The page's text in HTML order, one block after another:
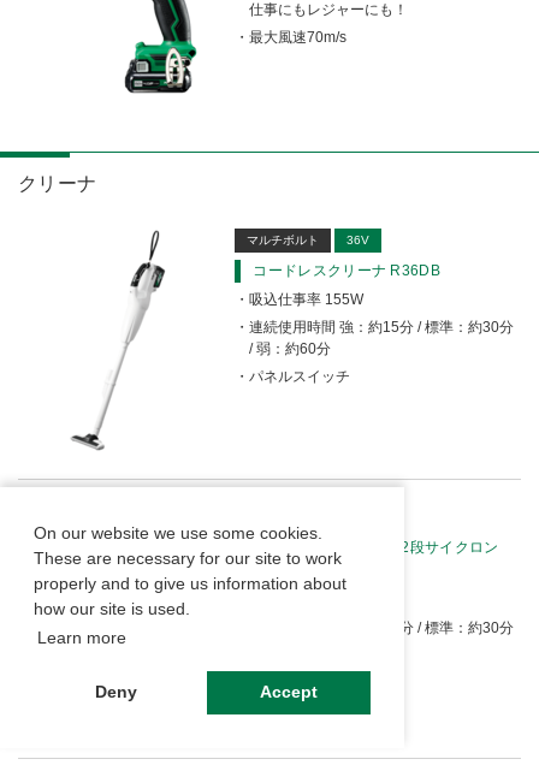
仕事にもレジャーにも！
最大風速70m/s
クリーナ
マルチボルト 36V
コードレスクリーナ R36DB
吸込仕事率 155W
連続使用時間 強：約15分 / 標準：約30分
/ 弱：約60分
パネルスイッチ
コードレスクリーナ（2段サイクロン
連続使用時間 強：約15分 / 標準：約30分
On our website we use some cookies.
These are necessary for our site to work
properly and to give us information about
how our site is used.
Learn more
Deny Accept